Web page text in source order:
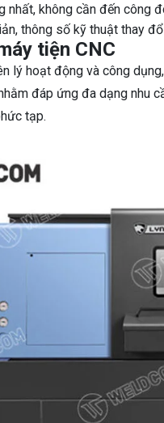
nhất, không cần đến công
thông số kỹ thuật thay
tiện CNC
lý hoạt động và công
đáp ứng đa dạng
tạp.